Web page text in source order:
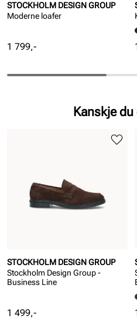
STOCKHOLM DESIGN GROUP
Moderne loafer
Pris
1 799,-
Kanskje
STOCKHOLM DESIGN GROUP
Stockholm Design Group -
Business Line
Pris
1 499,-